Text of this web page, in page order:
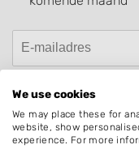
Hovenier.nl
We use cookies
We may place these for
website, show
experience. For more